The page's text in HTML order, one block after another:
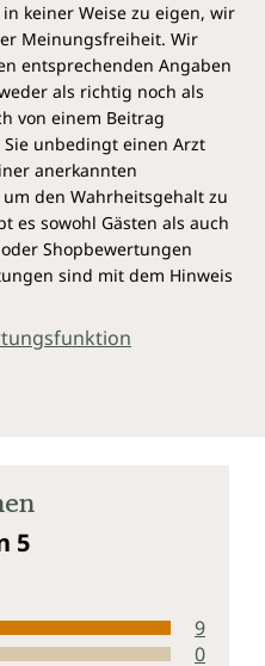
keiner Weise zu eigen, wir
Meinungsfreiheit. Wir
entsprechenden Angaben
als richtig noch als
von einem Beitrag
unbedingt einen Arzt
anerkannten
den Wahrheitsgehalt zu
es sowohl Gästen als auch
Shopbewertungen
sind mit dem Hinweis
5
9
0